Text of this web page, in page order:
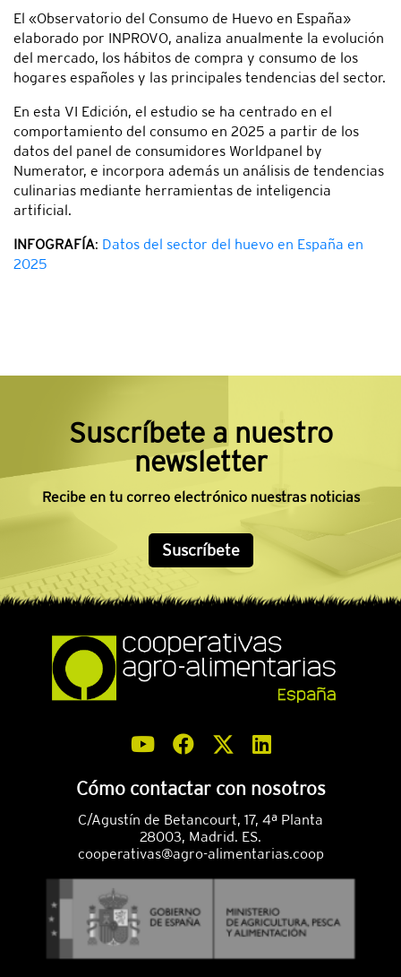
El «Observatorio del Consumo de Huevo en España»
elaborado por INPROVO, analiza anualmente la evolución
del mercado, los hábitos de compra y consumo de los
hogares españoles y las principales tendencias del sector.
En esta VI Edición, el estudio se ha centrado en el
comportamiento del consumo en 2025 a partir de los
datos del panel de consumidores Worldpanel by
Numerator, e incorpora además un análisis de tendencias
culinarias mediante herramientas de inteligencia
artificial.
INFOGRAFÍA: Datos del sector del huevo en España en
2025
Suscríbete a nuestro
newsletter
Recibe en tu correo electrónico nuestras noticias
Suscríbete
Cómo contactar con nosotros
C/Agustín de Betancourt, 17, 4ª Planta
28003, Madrid. ES.
cooperativas@agro-alimentarias.coop